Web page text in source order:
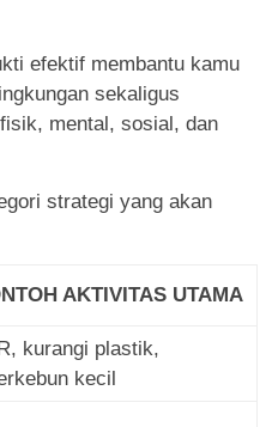
efektif membantu kamu
sekaligus
mental, sosial, dan
strategi yang akan
AKTIVITAS UTAMA
kurangi plastik,
kecil